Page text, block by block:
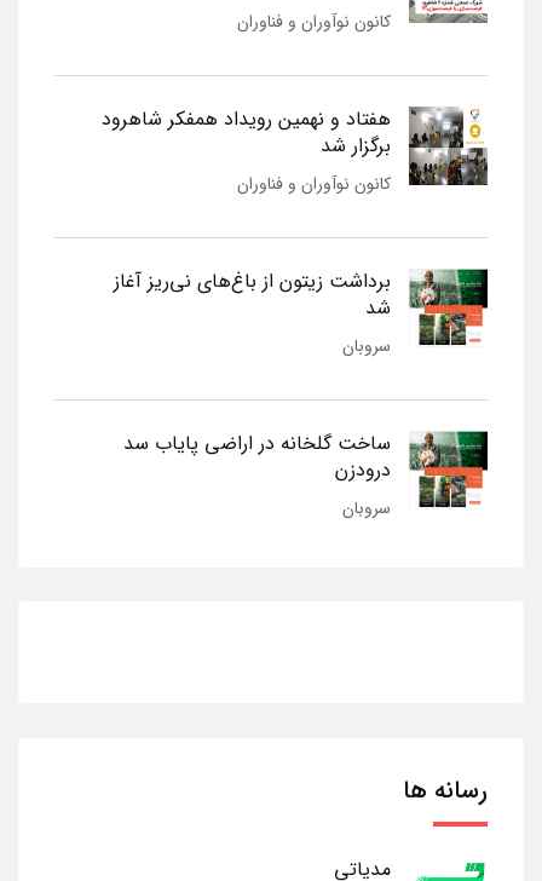
کانون نوآوران و فناوران
هفتاد و نهمین رویداد همفکر شاهرود
برگزار شد
کانون نوآوران و فناوران
برداشت زیتون از باغ‌های نی‌ریز آغاز
شد
سروبان
ساخت گلخانه در اراضی پایاب سد
درودزن
سروبان
رسانه ها
مدیاتی